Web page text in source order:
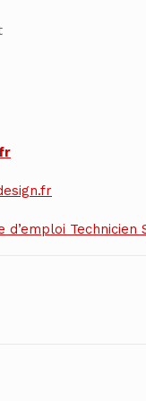
d’emploi Technicien